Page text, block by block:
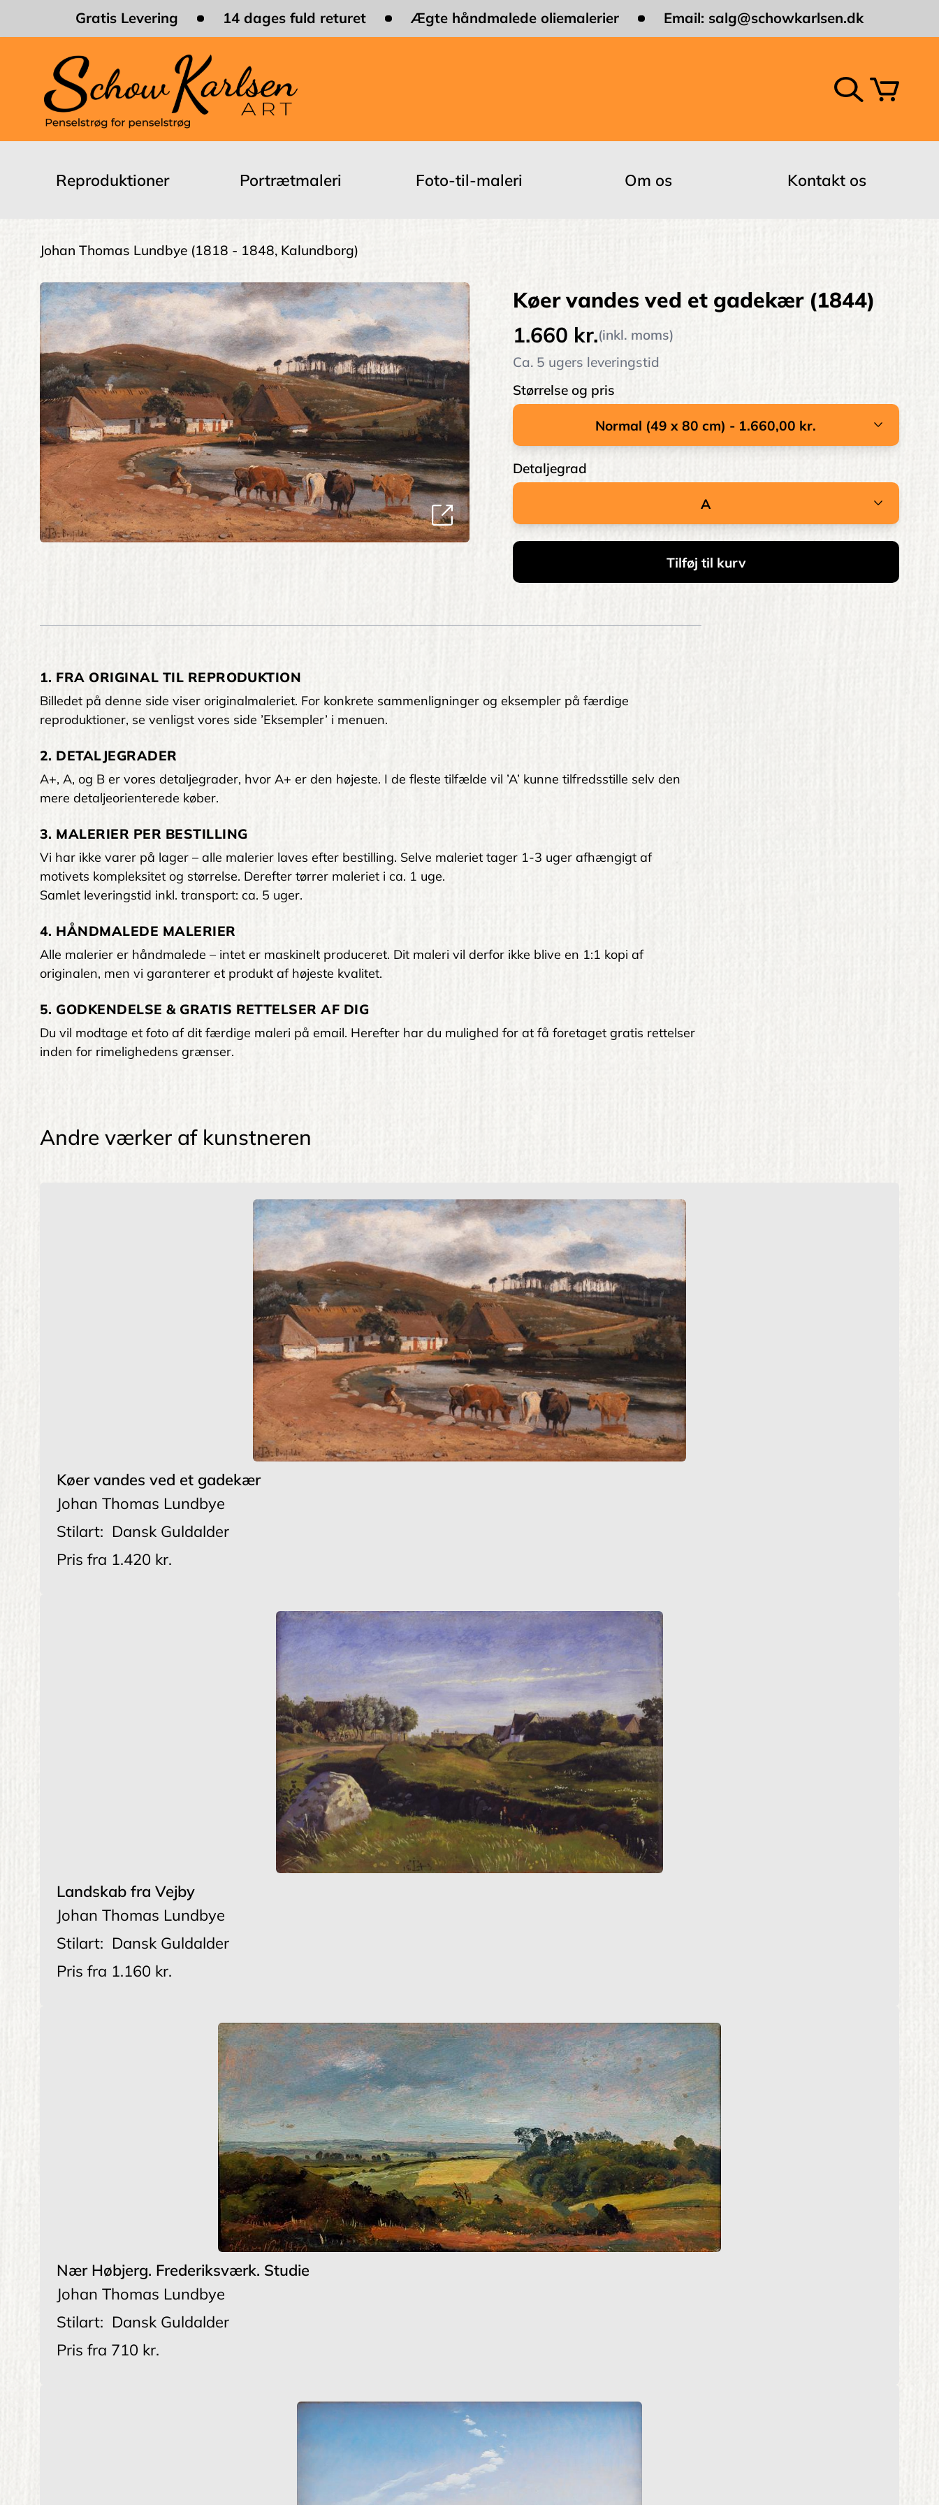
Gratis Levering 14 dages fuld returet Ægte håndmalede oliemalerier Email: salg@schowkarlsen.dk
Reproduktioner Portrætmaleri Foto-til-maleri Om os Kontakt os
Brødkrumme
Johan Thomas Lundbye (1818 - 1848, Kalundborg)
Køer vandes ved et gadekær (1844)
1.660 kr.(inkl. moms)
Ca. 5 ugers leveringstid
Størrelse og pris
Detaljegrad
1. FRA ORIGINAL TIL REPRODUKTION
Billedet på denne side viser originalmaleriet. For konkrete sammenligninger og eksempler på færdige
reproduktioner, se venligst vores side ’Eksempler’ i menuen.
2. DETALJEGRADER
A+, A, og B er vores detaljegrader, hvor A+ er den højeste. I de fleste tilfælde vil ’A’ kunne tilfredsstille selv den
mere detaljeorienterede køber.
3. MALERIER PER BESTILLING
Vi har ikke varer på lager – alle malerier laves efter bestilling. Selve maleriet tager 1-3 uger afhængigt af
motivets kompleksitet og størrelse. Derefter tørrer maleriet i ca. 1 uge.
Samlet leveringstid inkl. transport: ca. 5 uger.
4. HÅNDMALEDE MALERIER
Alle malerier er håndmalede – intet er maskinelt produceret. Dit maleri vil derfor ikke blive en 1:1 kopi af
originalen, men vi garanterer et produkt af højeste kvalitet.
5. GODKENDELSE & GRATIS RETTELSER AF DIG
Du vil modtage et foto af dit færdige maleri på email. Herefter har du mulighed for at få foretaget gratis rettelser
inden for rimelighedens grænser.
Andre værker af kunstneren
Køer vandes ved et gadekær
Johan Thomas Lundbye
Stilart: Dansk Guldalder
Pris fra 1.420 kr.
Landskab fra Vejby
Johan Thomas Lundbye
Stilart: Dansk Guldalder
Pris fra 1.160 kr.
Nær Høbjerg. Frederiksværk. Studie
Johan Thomas Lundbye
Stilart: Dansk Guldalder
Pris fra 710 kr.